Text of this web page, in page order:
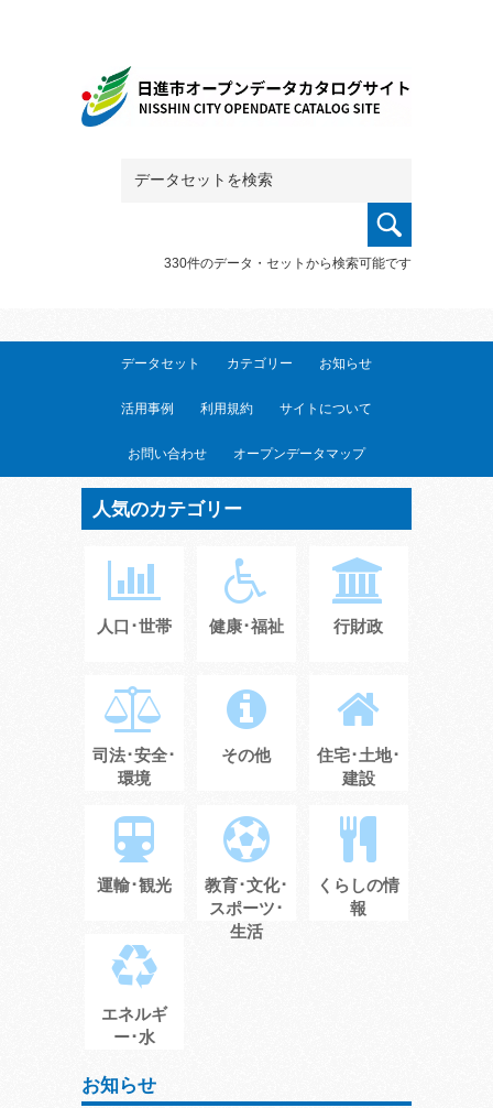
330件のデータ・セットから検索可能です
データセット カテゴリー お知らせ
活用事例 利用規約 サイトについて
お問い合わせ オープンデータマップ
人気のカテゴリー
人口･世帯 健康･福祉 行財政
司法･安全･
環境
その他
住宅･土地･
建設
運輸･観光
教育･文化･
スポーツ･
生活
くらしの情
報
エネルギ
ー･水
お知らせ